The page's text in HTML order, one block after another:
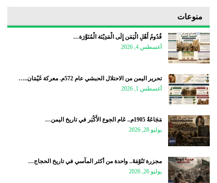
منوعات
قُدُومُ أَهْلِ الْيَمَن إِلَى الْمَدِيْنَة الْمُنَوَّرَة…
أغسطس 4, 2026
تحرير اليمن من الاحتلال الحبشي عام 572م. معركة غَيْمَان..…
أغسطس 1, 2026
مَجَاعَةُ 1905م.. عَام الجوع الأَكْبَر في تاريخ اليمن…
يوليو 28, 2026
مجزرة تَنُوْمَةَ.. واحدة من أكثر المآسي في تاريخ الحجاج…
يوليو 26, 2026